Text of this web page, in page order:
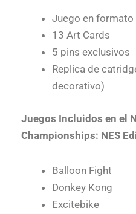
Juego en
13 Art Cards
5 pins exclusivos
Replica de
decorativo)
Juegos Incluidos en el
Championships: NES
Balloon Fight
Donkey Kong
Excitebike